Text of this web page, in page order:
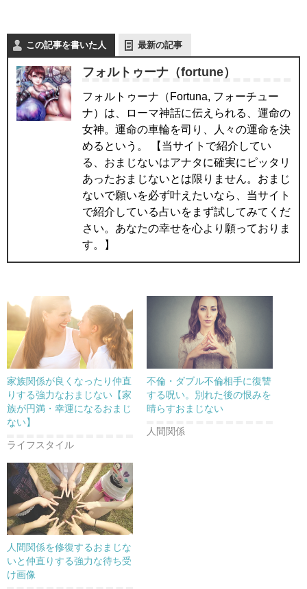
この記事を書いた人 最新の記事
フォルトゥーナ（fortune）
フォルトゥーナ（Fortuna, フォーチュー
ナ）は、ローマ神話に伝えられる、運命の
女神。運命の車輪を司り、人々の運命を決
めるという。 【当サイトで紹介してい
る、おまじないはアナタに確実にピッタリ
あったおまじないとは限りません。おまじ
ないで願いを必ず叶えたいなら、当サイト
で紹介している占いをまず試してみてくだ
さい。あなたの幸せを心より願っておりま
す。】
家族関係が良くなったり仲直
りする強力なおまじない【家
族が円満・幸運になるおまじ
ない】
ライフスタイル
不倫・ダブル不倫相手に復讐
する呪い。別れた後の恨みを
晴らすおまじない
人間関係
人間関係を修復するおまじな
いと仲直りする強力な待ち受
け画像